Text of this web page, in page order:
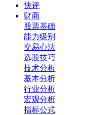
快评
财商
股票基础
能力级别
交易心法
选股技巧
技术分析
基本分析
行业分析
宏观分析
指标公式